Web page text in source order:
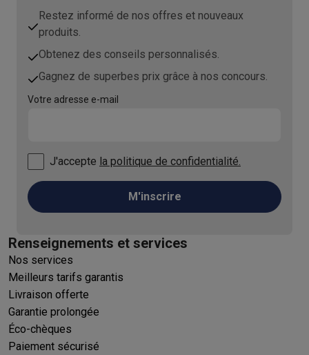
Restez informé de nos offres et nouveaux
produits.
Obtenez des conseils personnalisés.
Gagnez de superbes prix grâce à nos concours.
Votre adresse e-mail
J'accepte la politique de confidentialité.
M'inscrire
Renseignements et services
Nos services
Meilleurs tarifs garantis
Livraison offerte
Garantie prolongée
Éco-chèques
Paiement sécurisé